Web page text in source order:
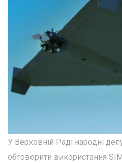
У Верховній Раді народні
обговорити використання